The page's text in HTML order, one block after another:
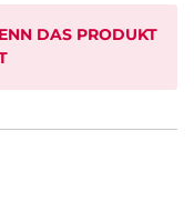
DAS PRODUKT